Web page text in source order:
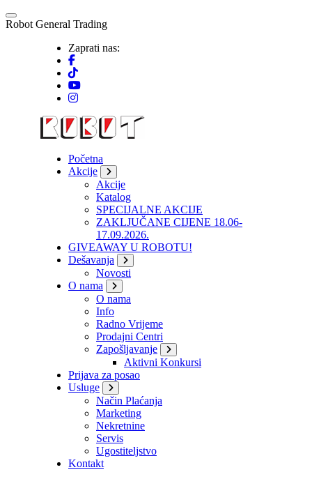
Skip
to
Robot General Trading
Zaprati nas:
Početna
Akcije
Akcije
Katalog
SPECIJALNE AKCIJE
ZAKLJUČANE CIJENE 18.06-
17.09.2026.
GIVEAWAY U ROBOTU!
Dešavanja
Novosti
O nama
O nama
Info
Radno Vrijeme
Prodajni Centri
Zapošljavanje
Aktivni Konkursi
Prijava za posao
Usluge
Način Plaćanja
Marketing
Nekretnine
Servis
Ugostiteljstvo
Kontakt